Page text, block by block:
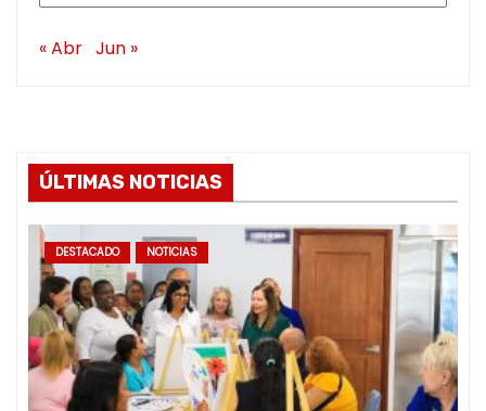
« Abr Jun »
ÚLTIMAS NOTICIAS
DESTACADO NOTICIAS